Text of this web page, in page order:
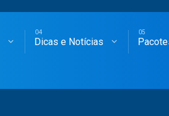
Dicas e Notícias